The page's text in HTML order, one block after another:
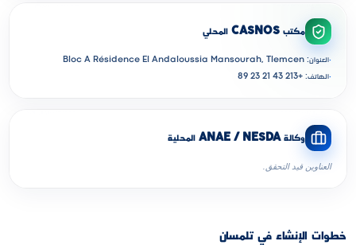
مكتب CASNOS المحلي
· العنوان: Bloc A Résidence El Andaloussia Mansourah, Tlemcen
· الهاتف: +213 43 21 23 89
وكالة ANAE / NESDA المحلية
العناوين قيد التحقق.
خطوات الإنشاء في تلمسان